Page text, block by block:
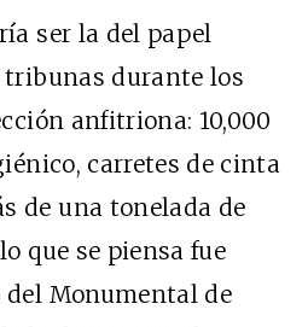
ser la del papel
tribunas durante los
anfitriona: 10,000
carretes de cinta
de una tonelada de
que se piensa fue
Monumental de